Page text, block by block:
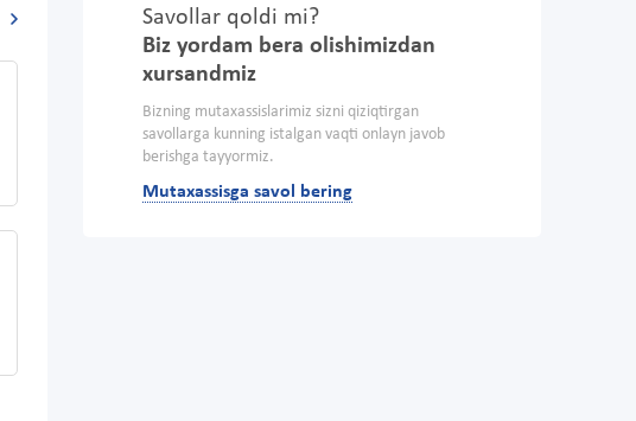
Savollar qoldi mi?
Biz yordam bera olishimizdan
xursandmiz
Bizning mutaxassislarimiz sizni qiziqtirgan
savollarga kunning istalgan vaqti onlayn javob
berishga tayyormiz.
Mutaxassisga savol bering